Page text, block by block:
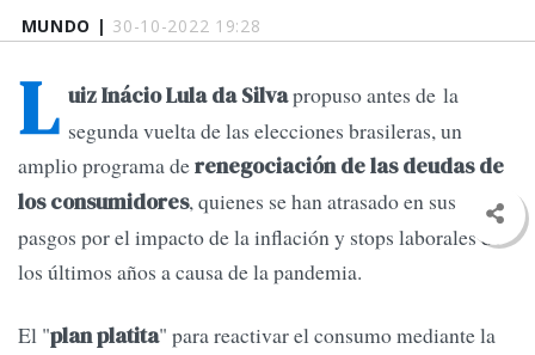
MUNDO | 30-10-2022 19:28
L uiz Inácio Lula da Silvapropuso antes de la
segunda vuelta de las elecciones brasileras, un
amplio programa derenegociación de las deudas de
los consumidores, quienes se han atrasado en sus
pasgos por el impacto de la inflación y stops laborales de
los últimos años a causa de la pandemia.
El "plan platita" para reactivar el consumo mediante la